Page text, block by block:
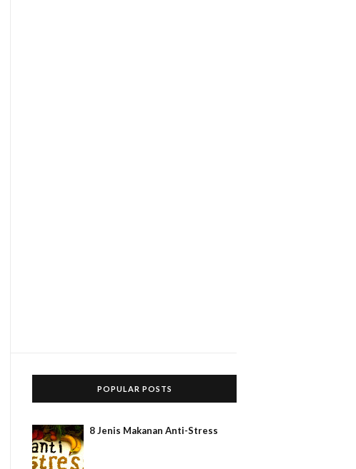
POPULAR POSTS
8 Jenis Makanan Anti-Stress